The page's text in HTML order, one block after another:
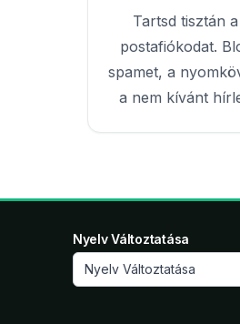
Tartsd tisztán
postafiókodat.
spamet, a
a nem kívánt
Nyelv Változtatása
Nyelv Változtatása